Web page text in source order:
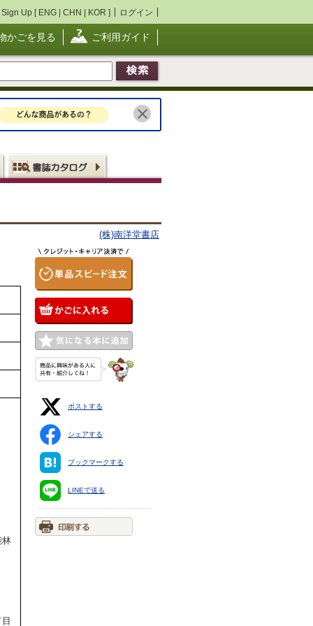
Sign Up [ ENG | CHN | KOR ] ログイン
かごを見る ご利用ガイド
(株)南洋堂書店
林
ポストする
シェアする
ブックマークする
LINEで送る